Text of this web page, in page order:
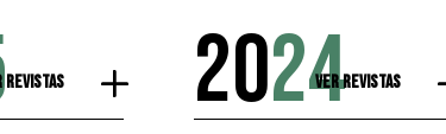
Revistas 2024Ver Revistas